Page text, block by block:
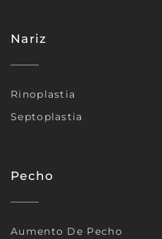
Nariz
Rinoplastia
Septoplastia
Pecho
Aumento De Pecho